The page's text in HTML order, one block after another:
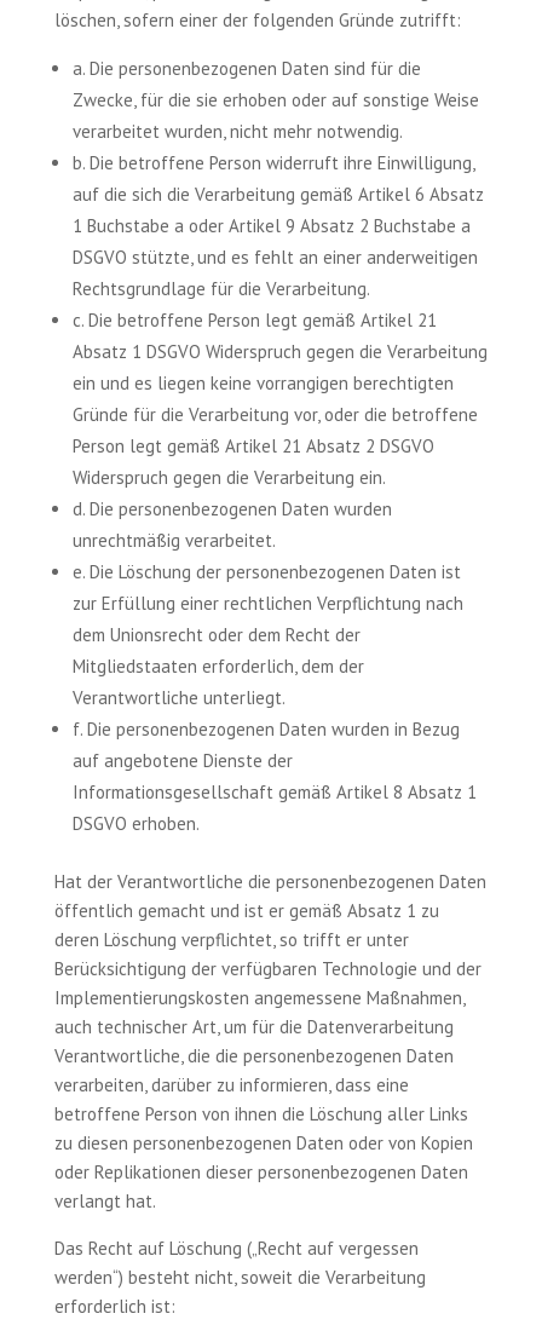
löschen, sofern einer der folgenden Gründe zutrifft:
a. Die personenbezogenen Daten sind für die
Zwecke, für die sie erhoben oder auf sonstige Weise
verarbeitet wurden, nicht mehr notwendig.
b. Die betroffene Person widerruft ihre Einwilligung,
auf die sich die Verarbeitung gemäß Artikel 6 Absatz
1 Buchstabe a oder Artikel 9 Absatz 2 Buchstabe a
DSGVO stützte, und es fehlt an einer anderweitigen
Rechtsgrundlage für die Verarbeitung.
c. Die betroffene Person legt gemäß Artikel 21
Absatz 1 DSGVO Widerspruch gegen die Verarbeitung
ein und es liegen keine vorrangigen berechtigten
Gründe für die Verarbeitung vor, oder die betroffene
Person legt gemäß Artikel 21 Absatz 2 DSGVO
Widerspruch gegen die Verarbeitung ein.
d. Die personenbezogenen Daten wurden
unrechtmäßig verarbeitet.
e. Die Löschung der personenbezogenen Daten ist
zur Erfüllung einer rechtlichen Verpflichtung nach
dem Unionsrecht oder dem Recht der
Mitgliedstaaten erforderlich, dem der
Verantwortliche unterliegt.
f. Die personenbezogenen Daten wurden in Bezug
auf angebotene Dienste der
Informationsgesellschaft gemäß Artikel 8 Absatz 1
DSGVO erhoben.
Hat der Verantwortliche die personenbezogenen Daten
öffentlich gemacht und ist er gemäß Absatz 1 zu
deren Löschung verpflichtet, so trifft er unter
Berücksichtigung der verfügbaren Technologie und der
Implementierungskosten angemessene Maßnahmen,
auch technischer Art, um für die Datenverarbeitung
Verantwortliche, die die personenbezogenen Daten
verarbeiten, darüber zu informieren, dass eine
betroffene Person von ihnen die Löschung aller Links
zu diesen personenbezogenen Daten oder von Kopien
oder Replikationen dieser personenbezogenen Daten
verlangt hat.
Das Recht auf Löschung („Recht auf vergessen
werden“) besteht nicht, soweit die Verarbeitung
erforderlich ist: